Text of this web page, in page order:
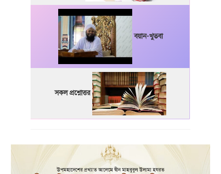
বয়ান-খুতবা
সকল প্রশ্নোত্তর